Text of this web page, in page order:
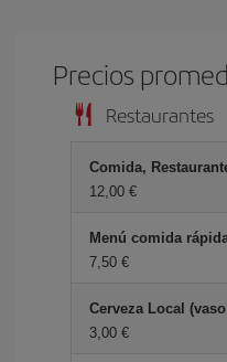
Precios
Restaurantes
Comida,
12,00 €
Menú comida
7,50 €
Cerveza Local
3,00 €